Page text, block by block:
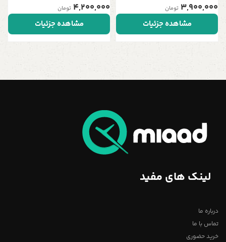
3,900,000 تومان
مشاهده جزئیات
4,200,000 تومان
مشاهده جزئیات
لینک های مفید
درباره ما
تماس با ما
خرید حضوری